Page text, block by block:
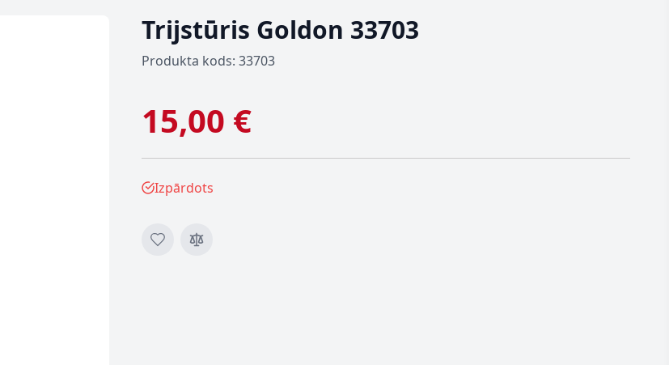
Trijstūris Goldon 33703
Produkta kods: 33703
15,00 €
Izpārdots